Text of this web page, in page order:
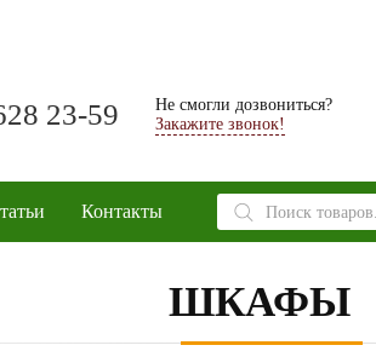
23-59
Не смогли дозвониться?
Закажите звонок!
Контакты
Поиск
товаров
ШКАФЫ